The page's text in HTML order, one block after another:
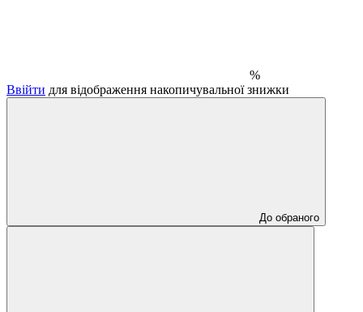
%
Ввійти для відображення накопичувальної знижки
До обраного